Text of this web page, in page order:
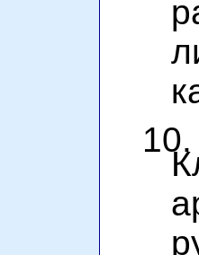
10.